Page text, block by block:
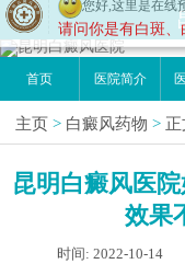
首页 医院简介
主页 > 白癜风药物 > 正
昆明白癜风医
效果
时间: 2022-10-14
您好,这里是在线
请问你是有白斑